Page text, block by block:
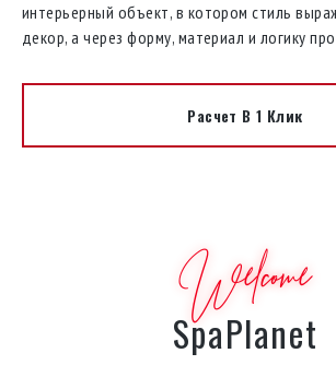
интерьерный объект, в котором стиль
декор, а через форму, материал и логику
Расчет В 1 Клик
Welcome
SpaPlanet